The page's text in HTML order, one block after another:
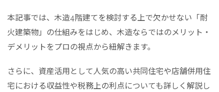
本記事では、木造4階建てを検討する上で欠かせない「耐
火建築物」の仕組みをはじめ、木造ならではのメリット・
デメリットをプロの視点から紐解きます。
さらに、資産活用として人気の高い共同住宅や店舗併用住
宅における収益性や税務上の利点についても詳しく解説し